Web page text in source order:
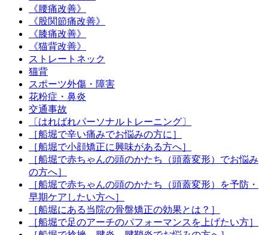
《腰痛改善》
《股関節痛改善》
《膝痛改善》
《猫背改善》
ストレートネック
猫背
スポーツ外傷・障害
花粉症・鼻炎
交通事故
〔はればれパーソナルトレーニング〕
［船堀で辛い痛みでお悩みの方に］
［船堀で小顔矯正に興味がある方へ］
［船堀で赤ちゃんの頭のかたち（頭蓋変形）でお悩み
の方へ］
［船堀で赤ちゃんの頭のかたち（頭蓋変形）を予防・
早期ケアしたい方へ］
［船堀にある当院の骨盤矯正の効果とは？］
［船堀で足のアーチのパフォーマンスを上げたい方］